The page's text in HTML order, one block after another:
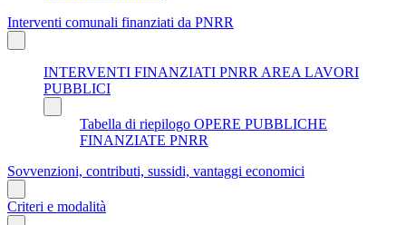
Interventi comunali finanziati da PNRR
INTERVENTI FINANZIATI PNRR AREA LAVORI
PUBBLICI
Tabella di riepilogo OPERE PUBBLICHE
FINANZIATE PNRR
Sovvenzioni, contributi, sussidi, vantaggi economici
Criteri e modalità